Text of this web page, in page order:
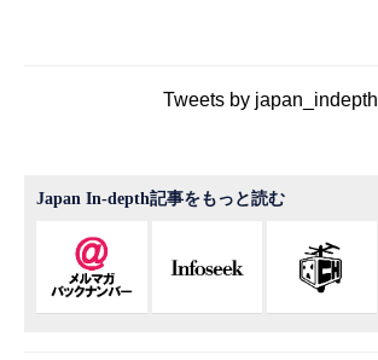
Tweets by japan_indepth
Japan In-depth記事をもっと読む